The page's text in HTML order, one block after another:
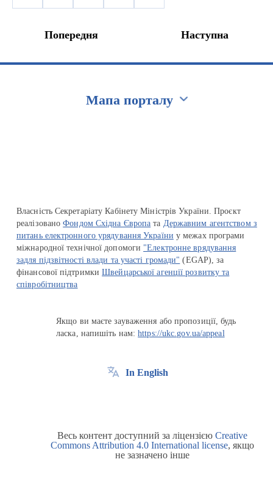
Попередня Наступна
Мапа порталу
Власність Секретаріату Кабінету Міністрів України. Проєкт
реалізованоФондом Східна Європа та Державним агентством з
питань електронного урядування України у межах програми
міжнародної технічної допомоги "Електронне врядування
задля підзвітності влади та участі громади" (EGAP), за
фінансової підтримкиШвейцарської агенції розвитку та
співробітництва
Якщо ви маєте зауваження або пропозиції, будь
ласка, напишіть нам:https://ukc.gov.ua/appeal
In English
Весь контент доступний за ліцензією Creative
Commons Attribution 4.0 International license, якщо
не зазначено інше